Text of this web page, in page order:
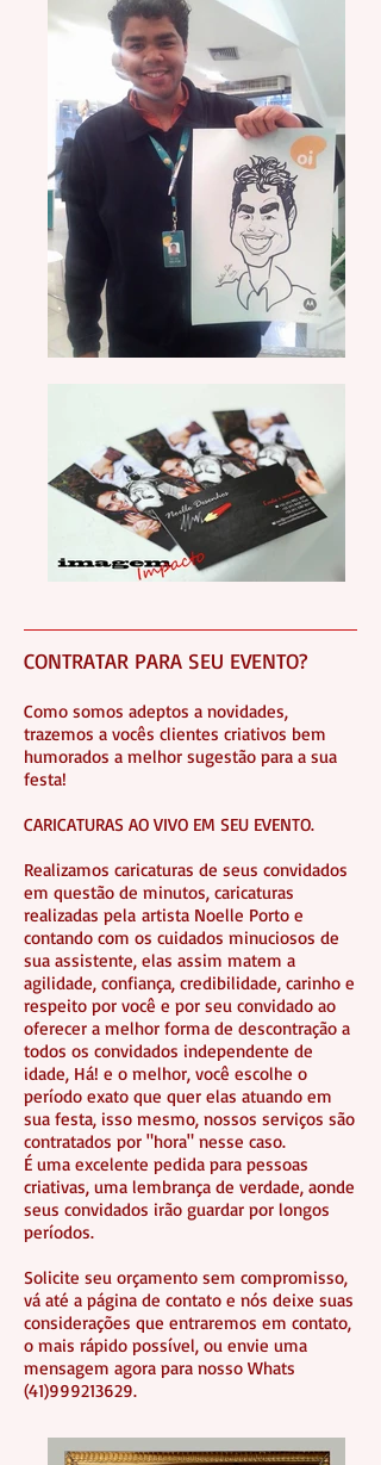
CONTRATAR PARA SEU EVENTO?
Como somos adeptos a novidades,
trazemos a vocês clientes criativos bem
humorados a melhor sugestão para a sua
festa!
CARICATURAS AO VIVO EM SEU EVENTO.
Realizamos caricaturas de seus convidados
em questão de minutos, caricaturas
realizadas pela artista Noelle Porto e
contando com os cuidados minuciosos de
sua assistente, elas assim matem a
agilidade, confiança, credibilidade, carinho e
respeito por você e por seu convidado ao
oferecer a melhor forma de descontração a
todos os convidados independente de
idade, Há! e o melhor, você escolhe o
período exato que quer elas atuando em
sua festa, isso mesmo, nossos serviços são
contratados por "hora" nesse caso.
É uma excelente pedida para pessoas
criativas, uma lembrança de verdade, aonde
seus convidados irão guardar por longos
períodos.
Solicite seu orçamento sem compromisso,
vá até a página de contato e nós deixe suas
considerações que entraremos em contato,
o mais rápido possível, ou envie uma
mensagem agora para nosso Whats
(41)999213629.